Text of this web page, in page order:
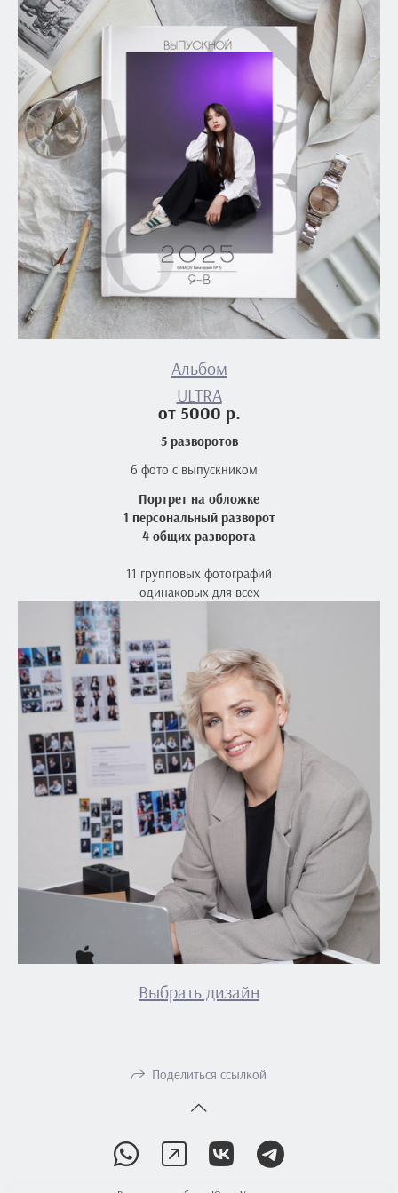
Альбом
ULTRA
от 5000 р.
5 разворотов
6 фото с выпускником
Портрет на обложке
1 персональный разворот
4 общих разворота
11 групповых фотографий
одинаковых для всех
Выбрать дизайн
Поделиться ссылкой